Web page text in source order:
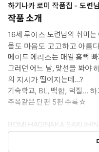
하기나카 로미 작품집 - 도련
작품 소개
16세 루이스 도련님의 취미는
몸도 마음도 고고하고 아름
메이드 에리스는 매일 흠뻑
그러던 어느 날, 맞선을 봐야
의 지시가 떨어지는데…?
기숙학교, BL, 백합, 덕질…
주옥같은 단편 5편 수록☆
ROMI HAGINAKA
OYAMEKUDASAI]
ⓒRomi Haginaka 2024 /